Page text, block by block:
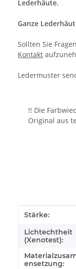
Lederhäute.
Ganze
Sollten Sie
Kontakt
Ledermuster
!! Die
Original aus
Wert
Stärke:
Lichtechtheit
(Xenotest):
ensetzung: